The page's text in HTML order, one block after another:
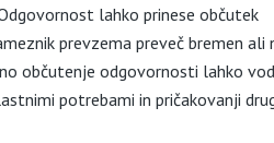
lahko prinese občutek
prevzema preveč bremen ali
občutenje odgovornosti lahko
potrebami in pričakovanji